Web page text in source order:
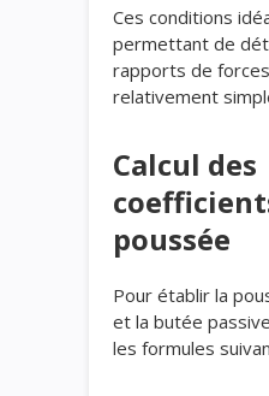
Ces conditions
permettant de
rapports de
relativement
Calcul des
poussée
Pour établir la
et la butée
les formules